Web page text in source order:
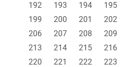
192
193 194 195
199
200 201 202
206
207 208 209
213
214 215 216
220
221 222 223